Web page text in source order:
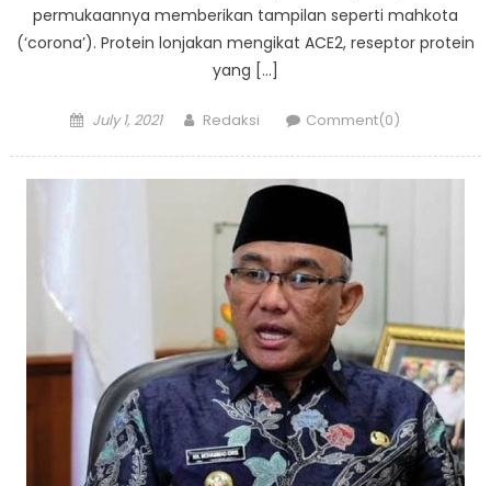
permukaannya memberikan tampilan seperti mahkota
(‘corona’). Protein lonjakan mengikat ACE2, reseptor protein
yang […]
Posted
July 1, 2021 Author
Redaksi Comment(0)